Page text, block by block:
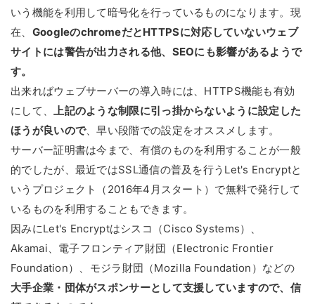
いう機能を利用して暗号化を行っているものになります。現
在、 GoogleのchromeだとHTTPSに対応していないウェブ
サイトには警告が出力される他、SEOにも影響があるようで
す。
出来ればウェブサーバーの導入時には、HTTPS機能も有効
にして、
上記のような制限に引っ掛からないように設定した
ほうが良いので、早い段階での設定をオススメします。
サーバー証明書は今まで、有償のものを利用することが一般
的でしたが、最近ではSSL通信の普及を行うLet's Encryptと
いうプロジェクト（2016年4月スタート）で無料で発行して
いるものを利用することもできます。
因みにLet's Encryptはシスコ（Cisco Systems）、
Akamai、電子フロンティア財団（Electronic Frontier
Foundation）、モジラ財団（Mozilla Foundation）などの
大手企業・団体がスポンサーとして支援していますので、信